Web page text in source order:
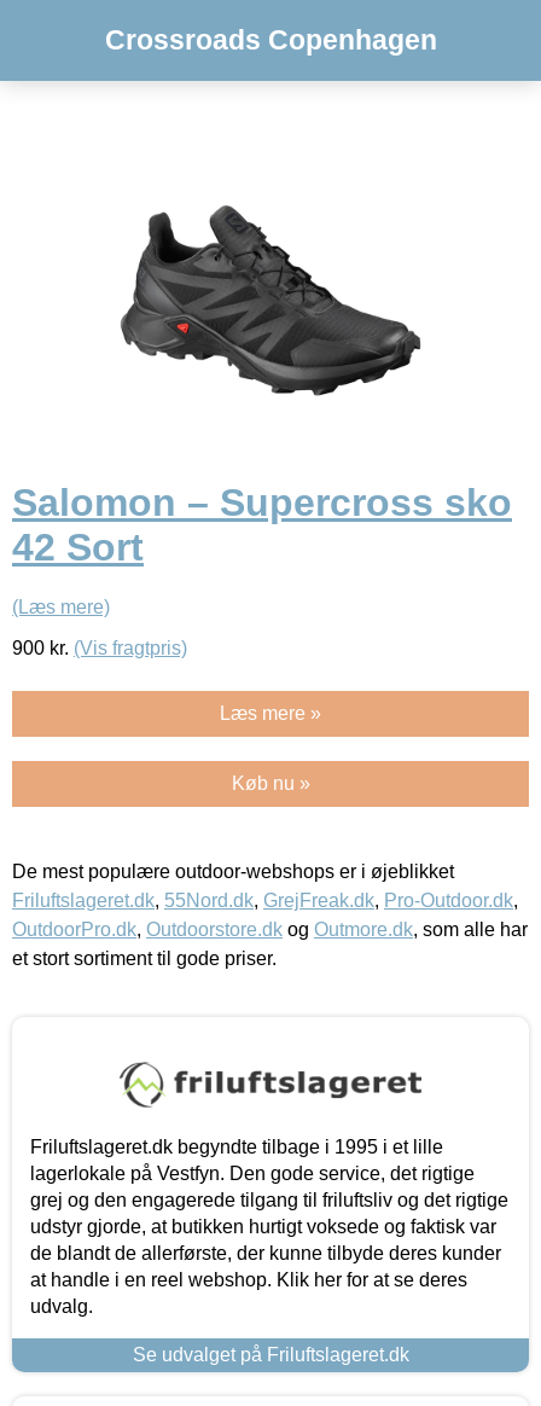
Crossroads Copenhagen
Salomon – Supercross sko
42 Sort
(Læs mere)
900 kr. (Vis fragtpris)
Læs mere »
Køb nu »
De mest populære outdoor-webshops er i øjeblikket
Friluftslageret.dk, 55Nord.dk, GrejFreak.dk, Pro-Outdoor.dk,
OutdoorPro.dk, Outdoorstore.dk og Outmore.dk, som alle har
et stort sortiment til gode priser.
Friluftslageret.dk begyndte tilbage i 1995 i et lille
lagerlokale på Vestfyn. Den gode service, det rigtige
grej og den engagerede tilgang til friluftsliv og det rigtige
udstyr gjorde, at butikken hurtigt voksede og faktisk var
de blandt de allerførste, der kunne tilbyde deres kunder
at handle i en reel webshop. Klik her for at se deres
udvalg.
Se udvalget på Friluftslageret.dk